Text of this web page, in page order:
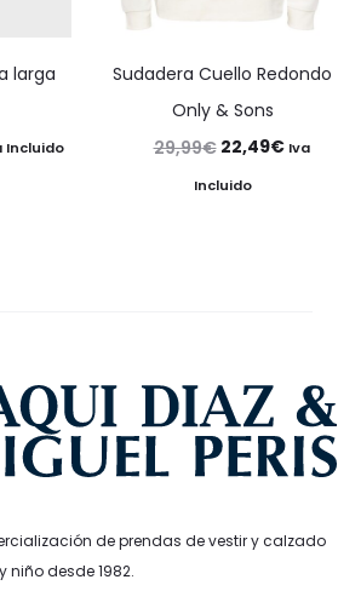
larga
Incluido
Sudadera Cuello Redondo
Only & Sons
29,99€ El
precio
22,49€ElIva
Incluido
de prendas de vestir y calzado
niño desde 1982.